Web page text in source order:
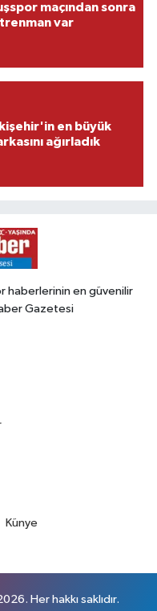
maçından sonra
var
en büyük
ağırladık
haberlerinin en güvenilir
Gazetesi
Künye
Her hakkı saklıdır.